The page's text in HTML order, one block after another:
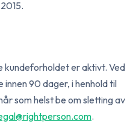
kundeforholdet er aktivt. Ved
90 dager, i henhold til
som helst be om sletting av
.